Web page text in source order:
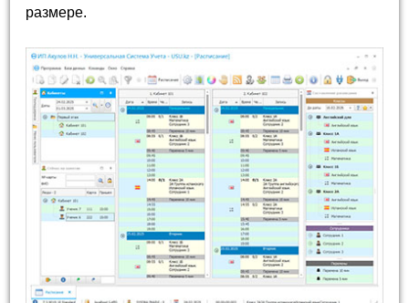
размере.